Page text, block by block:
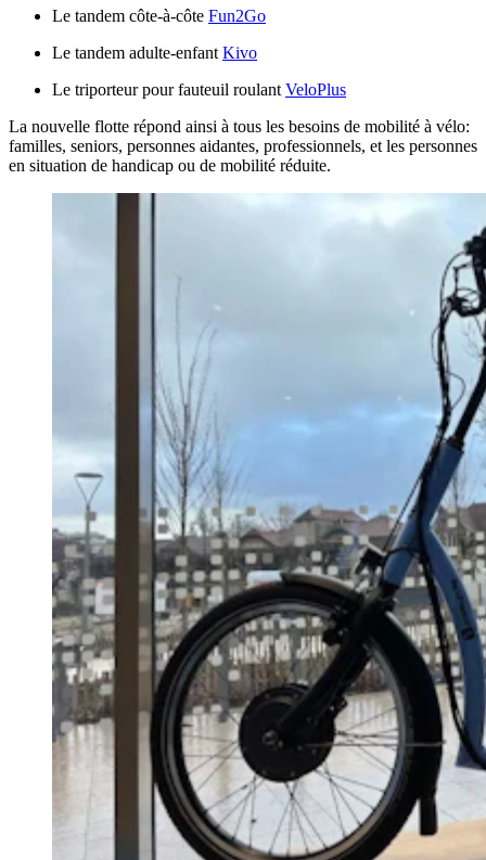
Le tandem côte-à-côte Fun2Go
Le tandem adulte-enfant Kivo
Le triporteur pour fauteuil roulant VeloPlus
La nouvelle flotte répond ainsi à tous les besoins de mobilité à vélo:
familles, seniors, personnes aidantes, professionnels, et les personnes
en situation de handicap ou de mobilité réduite.